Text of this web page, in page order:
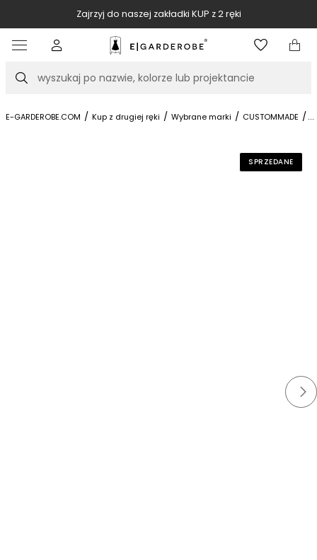
Zajrzyj do naszej zakładki KUP z 2 ręki
Szukaj
E-GARDEROBE.COM / Kup z drugiej ręki / Wybrane marki / CUSTOMMADE /...
SPRZEDANE